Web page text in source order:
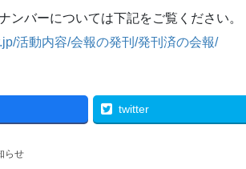
ンバーについては下記をご覧ください。
活動内容/会報の発刊/発刊済の会報/‎
twitter
らせ